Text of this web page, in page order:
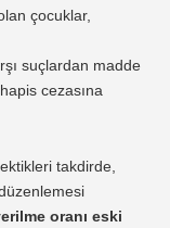
çocuklar,
suçlardan madde
cezasına
takdirde,
oranı eski